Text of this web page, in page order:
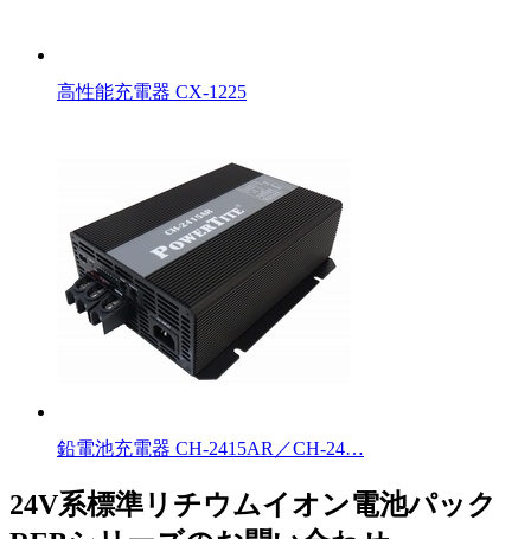
高性能充電器 CX-1225
鉛電池充電器 CH-2415AR／CH-24…
24V系標準リチウムイオン電池パック